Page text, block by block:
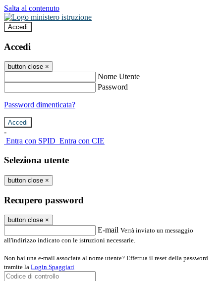
Salta al contenuto
Accedi
Accedi
button close ×
Nome Utente
Password
Password dimenticata?
-
Entra con SPID Entra con CIE
Seleziona utente
button close ×
Recupero password
button close ×
E-mail Verrà inviato un messaggio
all'indirizzo indicato con le istruzioni necessarie.
Non hai una e-mail associata al nome utente? Effettua il reset della password
tramite la Login Spaggiari